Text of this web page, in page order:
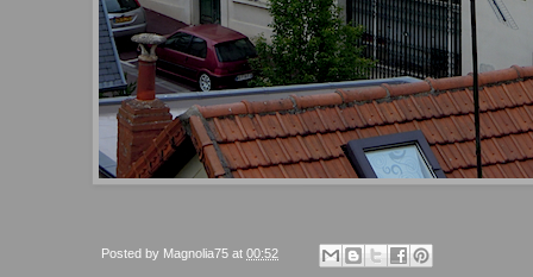
Posted by Magnolia75 at 00:52